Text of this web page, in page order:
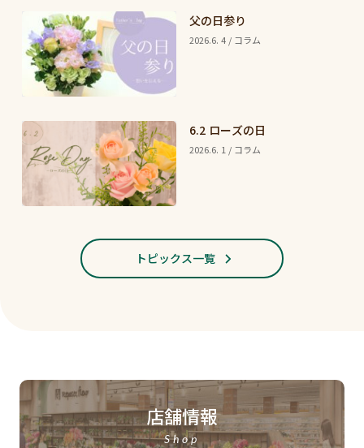
父の日参り
2026.6. 4 / コラム
6.2 ローズの日
2026.6. 1 / コラム
トピックス一覧
店舗情報
Shop